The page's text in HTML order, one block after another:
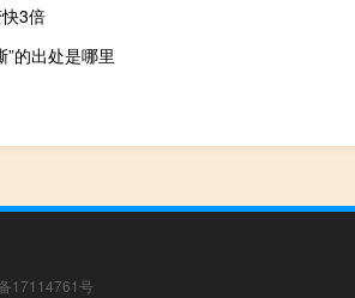
3倍
”的出处是哪里
17114761号